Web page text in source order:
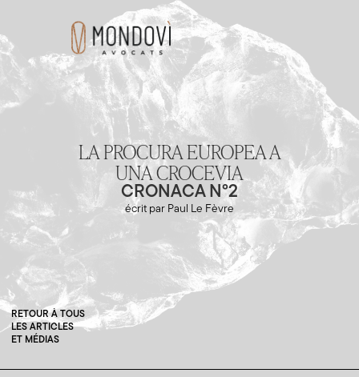
LA PROCURA EUROPEA A
UNA CROCEVIA
CRONACA N°2
écrit par Paul Le Fèvre
RETOUR À TOUS
LES ARTICLES
ET MÉDIAS